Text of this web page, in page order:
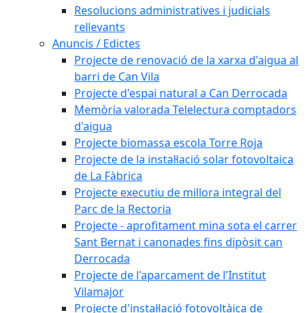
Resolucions administratives i judicials
rellevants
Anuncis / Edictes
Projecte de renovació de la xarxa d'aigua al
barri de Can Vila
Projecte d'espai natural a Can Derrocada
Memòria valorada Telelectura comptadors
d'aigua
Projecte biomassa escola Torre Roja
Projecte de la instal·lació solar fotovoltaica
de La Fàbrica
Projecte executiu de millora integral del
Parc de la Rectoria
Projecte - aprofitament mina sota el carrer
Sant Bernat i canonades fins dipòsit can
Derrocada
Projecte de l'aparcament de l'Institut
Vilamajor
Projecte d'instal·lació fotovoltàica de